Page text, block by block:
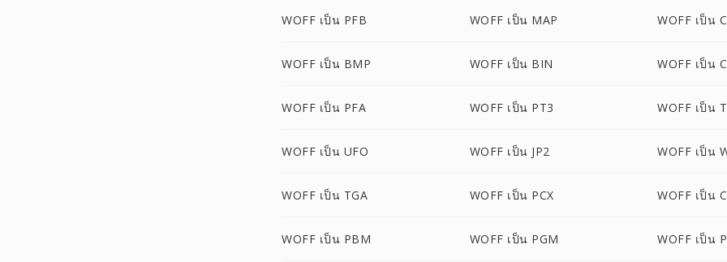
WOFF เป็น PFB WOFF เป็น MAP WOFF เป็น
WOFF เป็น BMP WOFF เป็น BIN WOFF เป็น
WOFF เป็น PFA WOFF เป็น PT3 WOFF เป็น
WOFF เป็น UFO WOFF เป็น JP2 WOFF เป็น
WOFF เป็น TGA WOFF เป็น PCX WOFF เป็น
WOFF เป็น PBM WOFF เป็น PGM WOFF เป็น